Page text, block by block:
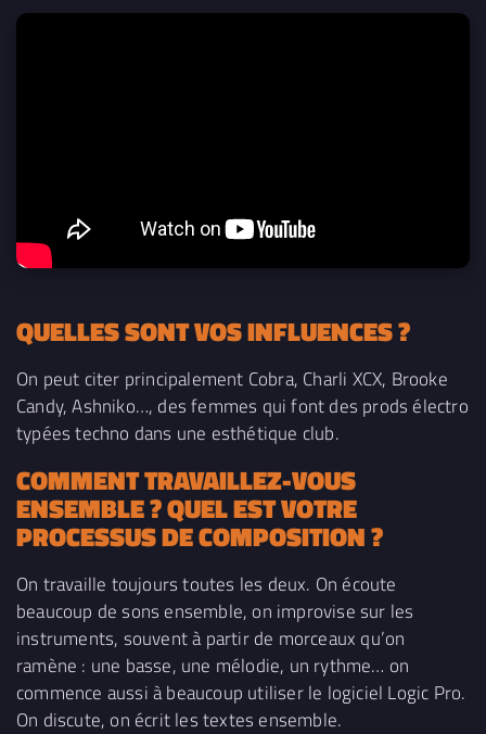
QUELLES SONT VOS INFLUENCES ?
On peut citer principalement Cobra, Charli XCX, Brooke
Candy, Ashniko…, des femmes qui font des prods électro
typées techno dans une esthétique club.
COMMENT TRAVAILLEZ-VOUS
ENSEMBLE ? QUEL EST VOTRE
PROCESSUS DE COMPOSITION ?
On travaille toujours toutes les deux. On écoute
beaucoup de sons ensemble, on improvise sur les
instruments, souvent à partir de morceaux qu’on
ramène : une basse, une mélodie, un rythme… on
commence aussi à beaucoup utiliser le logiciel Logic Pro.
On discute, on écrit les textes ensemble.